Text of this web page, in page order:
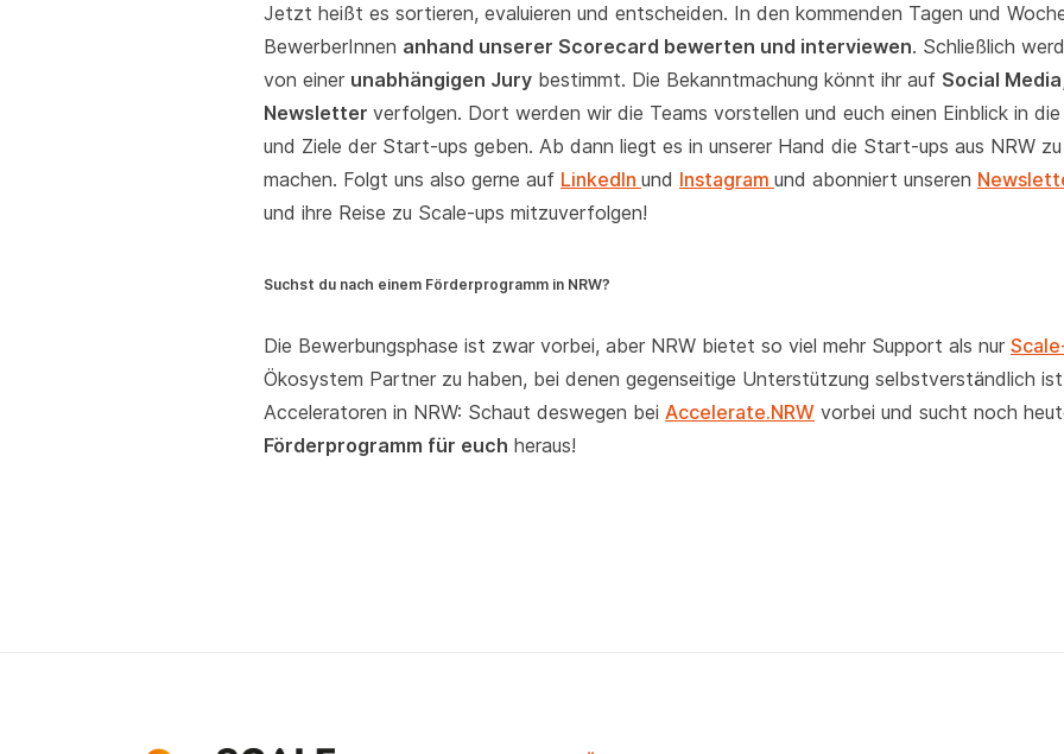
Jetzt heißt es sortieren, evaluieren und entscheiden. In den kommenden Tagen und
BewerberInnen anhand unserer Scorecard bewerten und interviewen. Schließlich
von einer unabhängigen Jury bestimmt. Die Bekanntmachung könnt ihr auf Social
Newsletter verfolgen. Dort werden wir die Teams vorstellen und euch einen Einblick in
und Ziele der Start-ups geben. Ab dann liegt es in unserer Hand die Start-ups aus NRW
machen. Folgt uns also gerne auf LinkedIn und Instagram und abonniert unseren
und ihre Reise zu Scale-ups mitzuverfolgen!
Suchst du nach einem Förderprogramm in NRW?
Die Bewerbungsphase ist zwar vorbei, aber NRW bietet so viel mehr Support als nur
Ökosystem Partner zu haben, bei denen gegenseitige Unterstützung selbstverständlich
Acceleratoren in NRW: Schaut deswegen bei Accelerate.NRW vorbei und sucht noch
Förderprogramm für euch heraus!